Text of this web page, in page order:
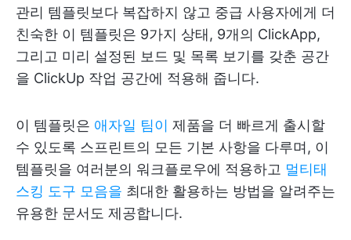
관리 템플릿보다 복잡하지 않고 중급 사용자에게 더
친숙한 이 템플릿은 9가지 상태, 9개의 ClickApp,
그리고 미리 설정된 보드 및 목록 보기를 갖춘 공간
을 ClickUp 작업 공간에 적용해 줍니다.
이 템플릿은 애자일 팀이 제품을 더 빠르게 출시할
수 있도록 스프린트의 모든 기본 사항을 다루며, 이
템플릿을 여러분의 워크플로우에 적용하고 멀티태
스킹 도구 모음을 최대한 활용하는 방법을 알려주는
유용한 문서도 제공합니다.